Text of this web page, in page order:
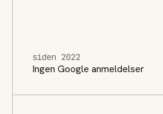
siden 2022
Ingen Google anmeldelser